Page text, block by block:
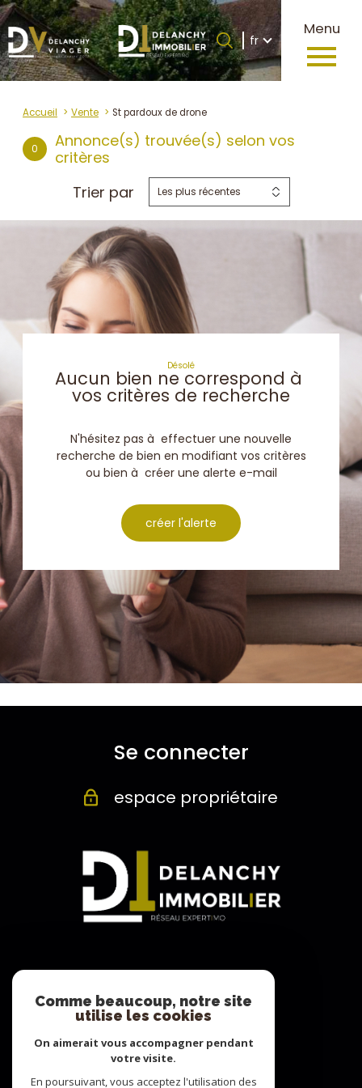
Menu
Langue
fr
Accueil 0 Langue
fr
Accueil Vente St pardoux de drone
0
Annonce(s) trouvée(s) selon vos
critères
Trier par
Les plus récentes
Désolé
Aucun bien ne correspond à
vos critères de recherche
N'hésitez pas à effectuer une nouvelle
recherche de bien en modifiant vos critères
ou bien à créer une alerte e-mail
créer l'alerte
Se connecter
espace propriétaire
Adhérents
Comme beaucoup, notre site
utilise les cookies
On aimerait vous accompagner pendant
votre visite.
En poursuivant, vous acceptez l'utilisation des